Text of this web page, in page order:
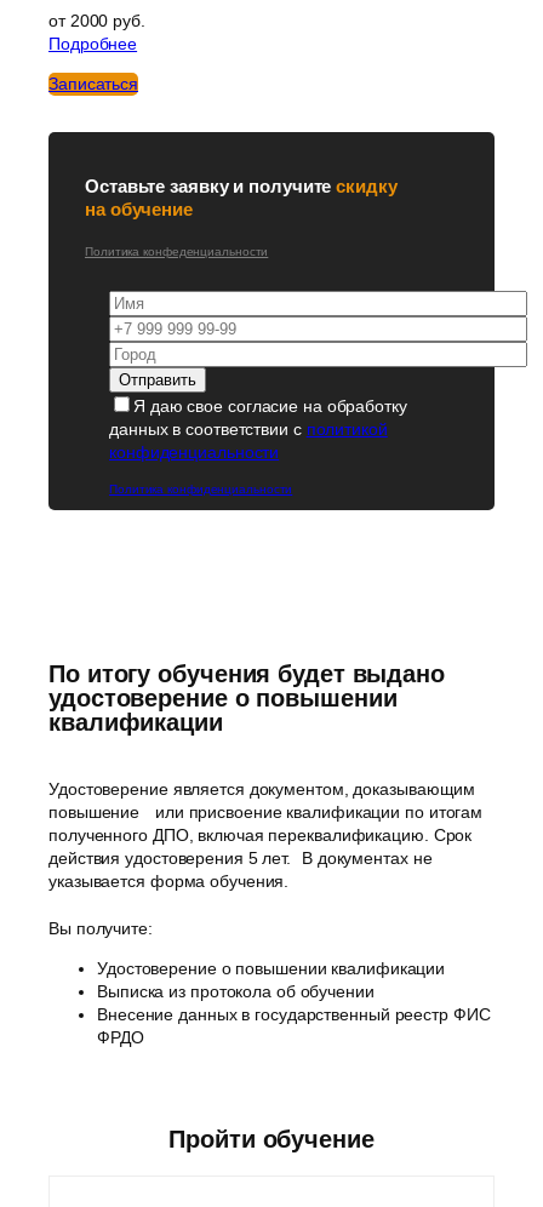
от 2000 руб.
Подробнее
Записаться
Оставьте заявку и получитескидку
на обучение
Политика конфеденциальности
Я даю свое согласие на обработку
данных в соответствии с политикой
конфиденциальности
Политика конфиденциальности
По итогу обучения будет выдано
удостоверение о повышении
квалификации
Удостоверение является документом, доказывающим
повышение или присвоение квалификации по итогам
полученного ДПО, включая переквалификацию. Срок
действия удостоверения 5 лет. В документах не
указывается форма обучения.
Вы получите:
Удостоверение о повышении квалификации
Выписка из протокола об обучении
Внесение данных в государственный реестр ФИС
ФРДО
Пройти обучение